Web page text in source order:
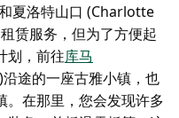
夏洛特山口 (Charlotte
赁服务，但为了方便起
划，前往库马
途的一座古雅小镇，也
。在那里，您会发现许多